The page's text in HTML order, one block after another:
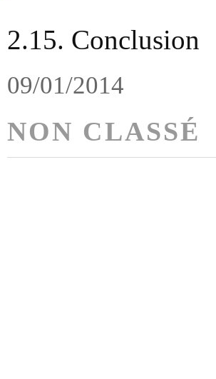
2.15. Conclusion
09/01/2014
NON CLASSÉ